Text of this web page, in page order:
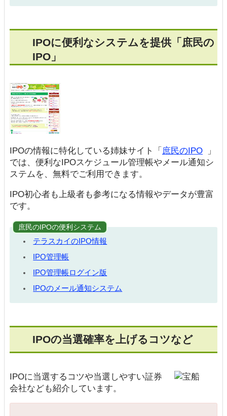
IPOに便利なシステムを提供「庶民の
IPO」
IPOの情報に特化している姉妹サイト「 庶民のIPO
」
では、便利なIPOスケジュール管理帳やメール通知シ
ステムを、無料でご利用できます。
IPO初心者も上級者も参考になる情報やデータが豊富
です。
庶民のIPOの便利システム
テラスカイのIPO情報
IPO管理帳
IPO管理帳ログイン版
IPOのメール通知システム
IPOの当選確率を上げるコツなど
IPOに当選するコツや当選しやすい証券
会社なども紹介しています。